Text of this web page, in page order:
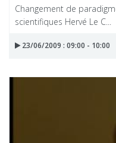
Changement de
scientifiques Hervé Le C...
23/06/2009 : 09:00 - 10:00